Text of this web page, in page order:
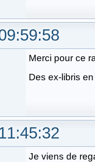
Merci pour ce
Des ex-libris
Je viens de